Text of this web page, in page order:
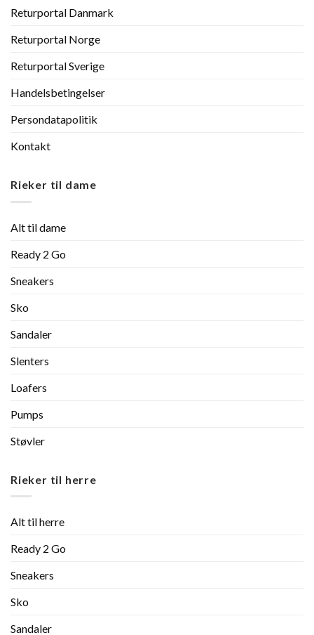
Returportal Danmark
Returportal Norge
Returportal Sverige
Handelsbetingelser
Persondatapolitik
Kontakt
Rieker til dame
Alt til dame
Ready 2 Go
Sneakers
Sko
Sandaler
Slenters
Loafers
Pumps
Støvler
Rieker til herre
Alt til herre
Ready 2 Go
Sneakers
Sko
Sandaler